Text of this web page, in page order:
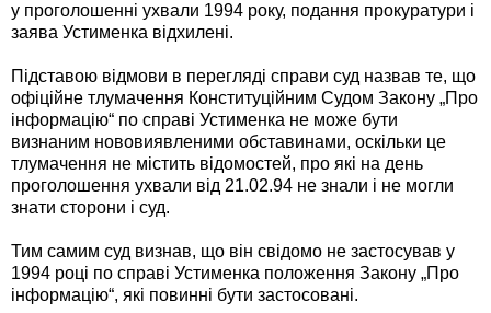
у проголошенні ухвали 1994 року, подання прокуратури і
заява Устименка відхилені.
Підставою відмови в перегляді справи суд назвав те, що
офіційне тлумачення Конституційним Судом Закону „Про
інформацію“ по справі Устименка не може бути
визнаним нововиявленими обставинами, оскільки це
тлумачення не містить відомостей, про які на день
проголошення ухвали від 21.02.94 не знали і не могли
знати сторони і суд.
Тим самим суд визнав, що він свідомо не застосував у
1994 році по справі Устименка положення Закону „Про
інформацію“, які повинні бути застосовані.